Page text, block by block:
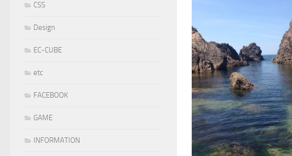
CSS
Design
EC-CUBE
etc
FACEBOOK
GAME
INFORMATION